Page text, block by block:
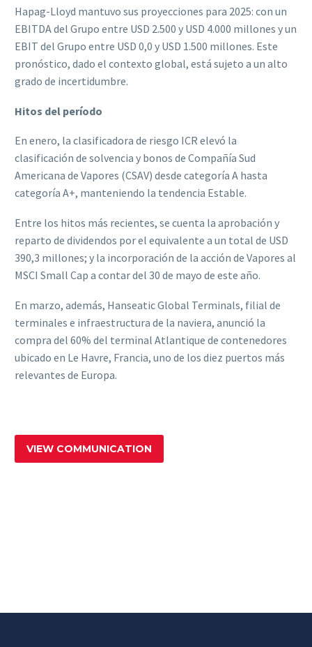
Hapag-Lloyd mantuvo sus proyecciones para 2025: con un
EBITDA del Grupo entre USD 2.500 y USD 4.000 millones y un
EBIT del Grupo entre USD 0,0 y USD 1.500 millones. Este
pronóstico, dado el contexto global, está sujeto a un alto
grado de incertidumbre.
Hitos del período
En enero, la clasificadora de riesgo ICR elevó la
clasificación de solvencia y bonos de Compañía Sud
Americana de Vapores (CSAV) desde categoría A hasta
categoría A+, manteniendo la tendencia Estable.
Entre los hitos más recientes, se cuenta la aprobación y
reparto de dividendos por el equivalente a un total de USD
390,3 millones; y la incorporación de la acción de Vapores al
MSCI Small Cap a contar del 30 de mayo de este año.
En marzo, además, Hanseatic Global Terminals, filial de
terminales e infraestructura de la naviera, anunció la
compra del 60% del terminal Atlantique de contenedores
ubicado en Le Havre, Francia, uno de los diez puertos más
relevantes de Europa.
VIEW COMMUNICATION